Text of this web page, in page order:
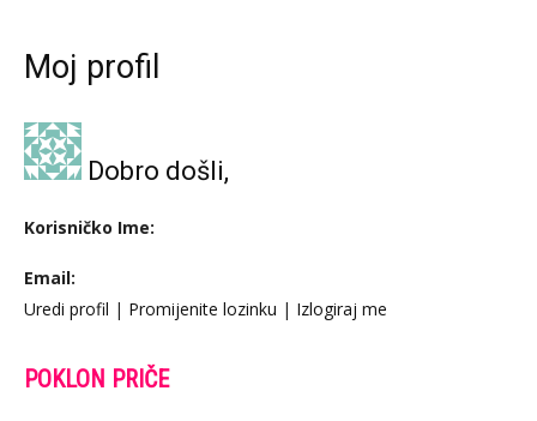
Moj profil
Dobro došli,
Korisničko Ime:
Email:
Uredi profil | Promijenite lozinku | Izlogiraj me
POKLON PRIČE